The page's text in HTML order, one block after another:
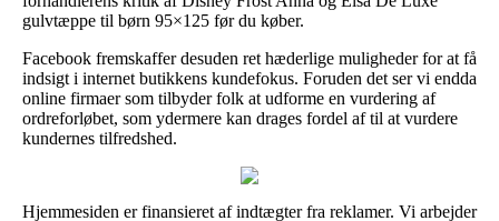
gulvtæppe til børn 95×125 før du køber.
Facebook fremskaffer desuden ret hæderlige muligheder for at få
indsigt i internet butikkens kundefokus. Foruden det ser vi endda
online firmaer som tilbyder folk at udforme en vurdering af
ordreforløbet, som ydermere kan drages fordel af til at vurdere
kundernes tilfredshed.
Hjemmesiden er finansieret af indtægter fra reklamer. Vi arbejder